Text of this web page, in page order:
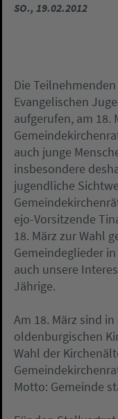
SO., 19.02.2012
Die
Evangelischen
aufgerufen, am 18.
auch junge
insbesondere
jugendliche
ejo-Vorsitzende
18. März zur Wahl
Gemeindeglieder
auch unsere
Jährige.
Am 18. März sind
oldenburgischen
Wahl der
Motto: Gemeinde